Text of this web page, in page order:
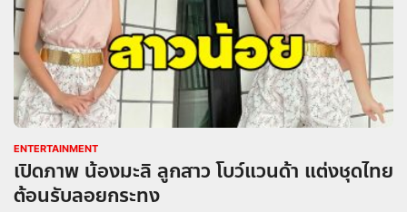
ENTERTAINMENT
เปิดภาพ น้องมะลิ ลูกสาว โบว์แวนด้า แต่งชุดไทย
ต้อนรับลอยกระทง